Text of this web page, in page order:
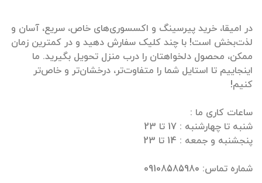
در امیقا، خرید پیرسینگ و اکسسوری‌های خاص، سریع، آسان و
لذت‌بخش است! با چند کلیک سفارش دهید و در کمترین زمان
ممکن، محصول دلخواهتان را درب منزل تحویل بگیرید. ما
اینجاییم تا استایل شما را متفاوت‌تر، درخشان‌تر و خاص‌تر